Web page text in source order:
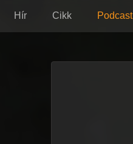
Hír Cikk Podcast